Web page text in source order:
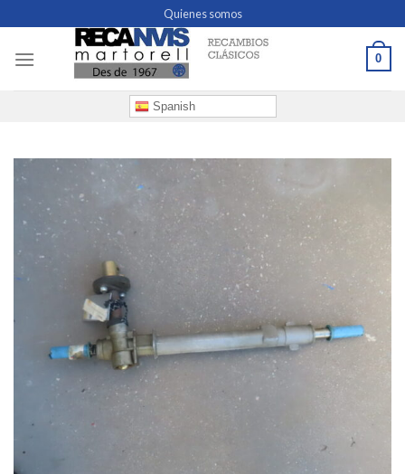
to
content
Quienes somos
0
Spanish